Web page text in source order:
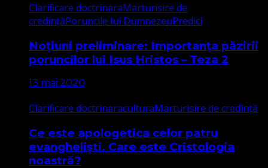
Clarificare doctrinaraMarturisire de
credințăPoruncile lui DumnezeuPredici
Noțiuni preliminare: Importanța păzirii
poruncilor lui Isus Hristos – Teza 2
13 mai 2020
Clarificare doctrinaraculturaMarturisire de credință
Ce este apologetica celor patru
evangheliști. Care este Cristologia
noastră?